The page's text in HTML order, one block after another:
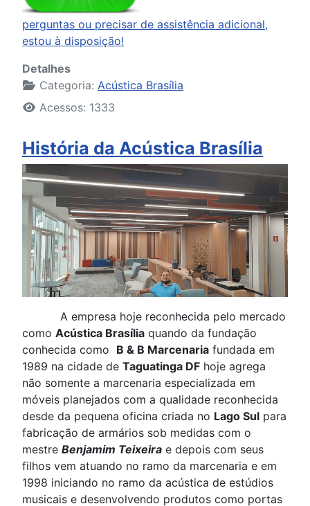
perguntas ou precisar de assistência adicional,
estou à disposição!
Detalhes
Categoria: Acústica Brasília
Acessos: 1333
História da Acústica Brasília
A empresa hoje reconhecida pelo mercado
como Acústica Brasília quando da fundação
conhecida como B & B Marcenaria fundada em
1989 na cidade de Taguatinga DF hoje agrega
não somente a marcenaria especializada em
móveis planejados com a qualidade reconhecida
desde da pequena oficina criada no Lago Sul para
fabricação de armários sob medidas com o
mestre Benjamim Teixeira e depois com seus
filhos vem atuando no ramo da marcenaria e em
1998 iniciando no ramo da acústica de estúdios
musicais e desenvolvendo produtos como portas